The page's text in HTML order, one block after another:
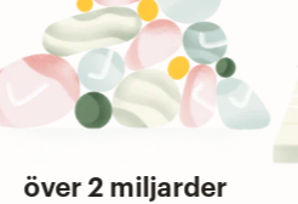
2 miljarder